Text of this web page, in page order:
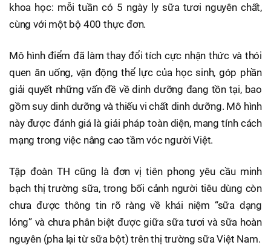
khoa học: mỗi tuần có 5 ngày ly sữa tươi nguyên chất,
cùng với một bộ 400 thực đơn.
Mô hình điểm đã làm thay đổi tích cực nhận thức và thói
quen ăn uống, vận động thể lực của học sinh, góp phần
giải quyết những vấn đề về dinh dưỡng đang tồn tại, bao
gồm suy dinh dưỡng và thiếu vi chất dinh dưỡng. Mô hình
này được đánh giá là giải pháp toàn diện, mang tính cách
mạng trong việc nâng cao tầm vóc người Việt.
Tập đoàn TH cũng là đơn vị tiên phong yêu cầu minh
bạch thị trường sữa, trong bối cảnh người tiêu dùng còn
chưa được thông tin rõ ràng về khái niệm “sữa dạng
lỏng” và chưa phân biệt được giữa sữa tươi và sữa hoàn
nguyên (pha lại từ sữa bột) trên thị trường sữa Việt Nam.